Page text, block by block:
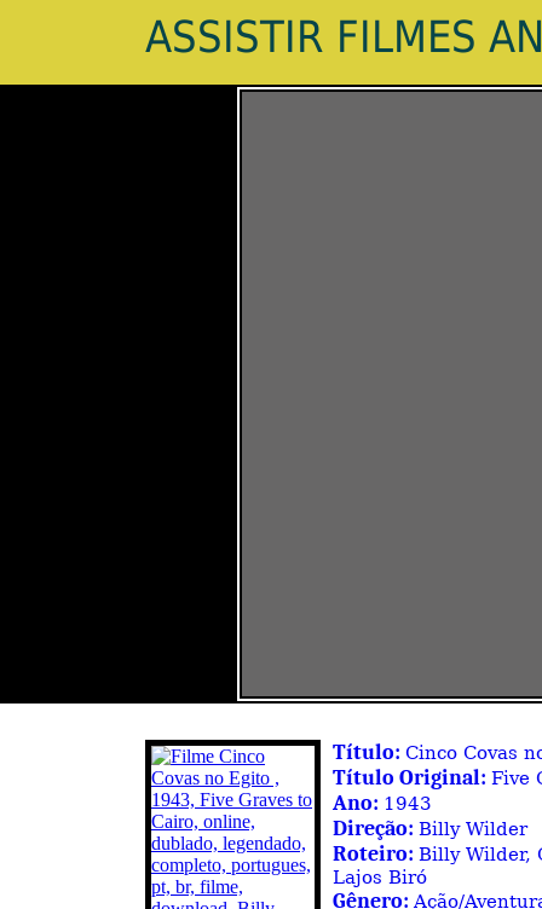
ASSISTIR FILMES
Título: Cinco Covas
Título Original: Five
Ano: 1943
Direção: Billy Wilder
Roteiro: Billy Wilder,
Lajos Biró
Gênero:Ação/